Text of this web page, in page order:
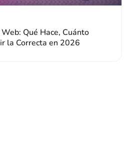
Qué Hace, Cuánto
la Correcta en 2026